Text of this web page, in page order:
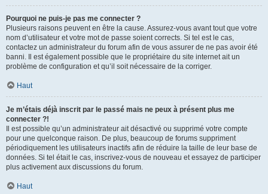
Pourquoi ne puis-je pas me connecter ?
Plusieurs raisons peuvent en être la cause. Assurez-vous avant tout que votre
nom d’utilisateur et votre mot de passe soient corrects. Si tel est le cas,
contactez un administrateur du forum afin de vous assurer de ne pas avoir été
banni. Il est également possible que le propriétaire du site internet ait un
problème de configuration et qu’il soit nécessaire de la corriger.
Haut
Je m’étais déjà inscrit par le passé mais ne peux à présent plus me
connecter ?!
Il est possible qu’un administrateur ait désactivé ou supprimé votre compte
pour une quelconque raison. De plus, beaucoup de forums suppriment
périodiquement les utilisateurs inactifs afin de réduire la taille de leur base de
données. Si tel était le cas, inscrivez-vous de nouveau et essayez de participer
plus activement aux discussions du forum.
Haut